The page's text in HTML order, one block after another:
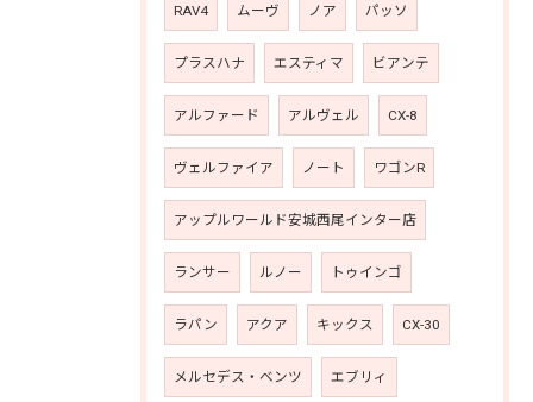
RAV4 ムーヴ ノア パッソ
プラスハナ エスティマ ビアンテ
アルファード アルヴェル CX-8
ヴェルファイア ノート ワゴンR
アップルワールド安城西尾インター店
ランサー ルノー トゥインゴ
ラパン アクア キックス CX-30
メルセデス・ベンツ エブリィ